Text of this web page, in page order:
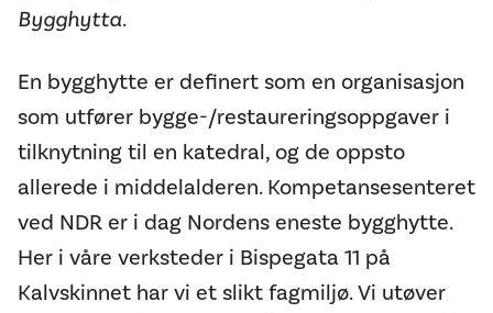
Bygghytta.
En bygghytte er definert som en organisasjon
som utfører bygge-/restaureringsoppgaver i
tilknytning til en katedral, og de oppsto
allerede i middelalderen. Kompetansesenteret
ved NDR er i dag Nordens eneste bygghytte.
Her i våre verksteder i Bispegata 11 på
Kalvskinnet har vi et slikt fagmiljø. Vi utøver